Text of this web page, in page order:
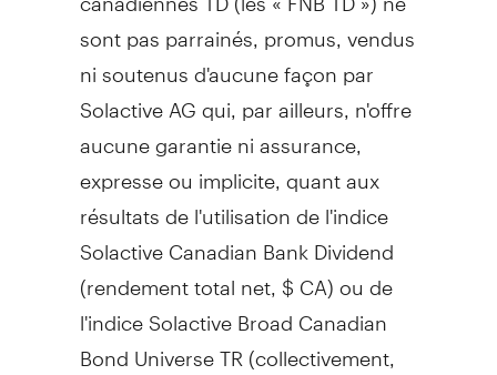
sont pas parrainés, promus, vendus
ni soutenus d'aucune façon par
Solactive AG qui, par ailleurs, n'offre
aucune garantie ni assurance,
expresse ou implicite, quant aux
résultats de l'utilisation de l'indice
Solactive Canadian Bank Dividend
(rendement total net, $ CA) ou de
l'indice Solactive Broad Canadian
Bond Universe TR (collectivement,